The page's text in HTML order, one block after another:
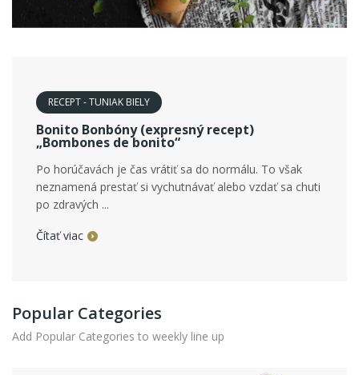
RECEPT - TUNIAK BIELY
Bonito Bonbóny (expresný recept)
„Bombones de bonito“
Po horúčavách je čas vrátiť sa do normálu. To však
neznamená prestať si vychutnávať alebo vzdať sa chuti
po zdravých ...
Čítať viac
Popular Categories
Add Popular Categories to weekly line up